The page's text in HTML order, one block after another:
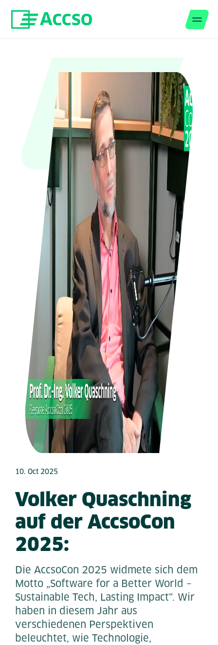
10. Oct 2025
Volker Quaschning
auf der AccsoCon
2025:
Die AccsoCon 2025 widmete sich dem
Motto „Software for a Better World –
Sustainable Tech, Lasting Impact“. Wir
haben in diesem Jahr aus
verschiedenen Perspektiven
beleuchtet, wie Technologie,